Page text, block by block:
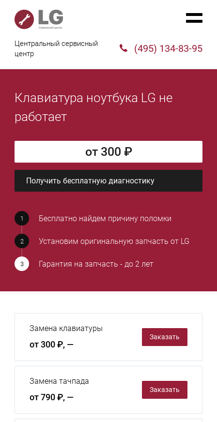
Центральный сервисный
центр
(495) 134-83-95
Клавиатура ноутбука LG не
работает
от 300 ₽
Получить бесплатную диагностику
Бесплатно найдем причину поломки
Установим оригинальную запчасть от LG
Гарантия на запчасть - до 2 лет
Замена клавиатуры
от 300 ₽, —
Заказать
Замена тачпада
от 790 ₽, —
Заказать